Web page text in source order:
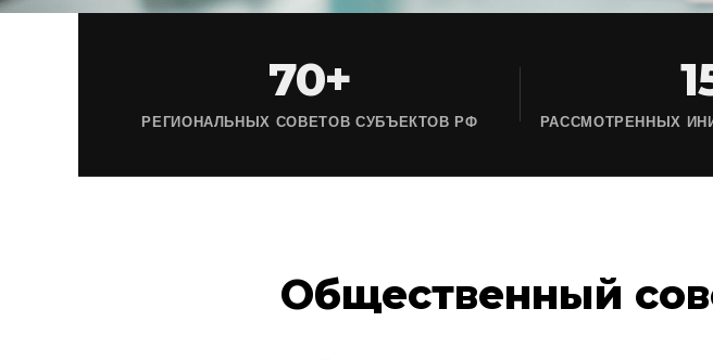
70+
РЕГИОНАЛЬНЫХ СОВЕТОВ СУБЪЕКТОВ РФ РАССМОТРЕННЫХ
Общественный